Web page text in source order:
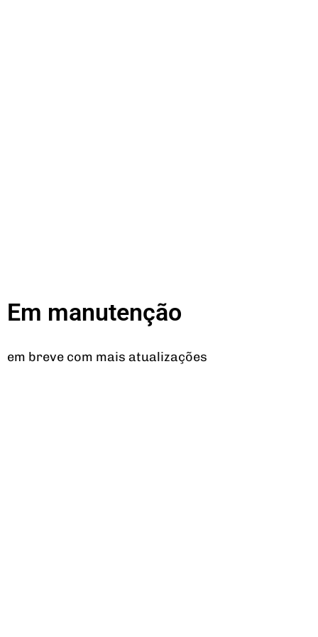
Em manutenção
em breve com mais atualizações